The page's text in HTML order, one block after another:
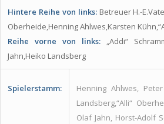
Hintere Reihe von links:Betreuer H.-
Oberheide,Henning Ahlwes,Karsten
Reihe vorne von links: „Addi“
Jahn,Heiko Landsberg
Spielerstamm:
Henning Ahlwes,
Landsberg,“Alli“
Olaf Jahn, Horst-Adolf